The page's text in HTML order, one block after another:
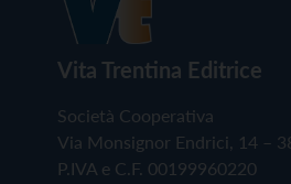
Vita Trentina Editrice
Società Cooperativa
Via Monsignor Endrici, 14 –
P.IVA e C.F. 00199960220